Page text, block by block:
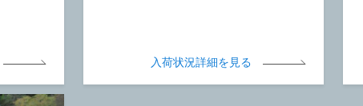
入荷状況詳細を見る